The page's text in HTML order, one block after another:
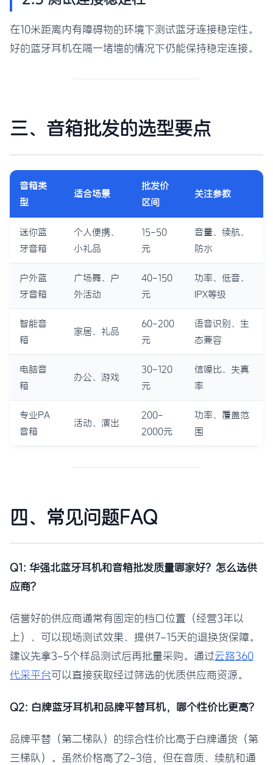
在10米距离内有障碍物的环境下测试蓝牙连接稳定性。
好的蓝牙耳机在隔一堵墙的情况下仍能保持稳定连接。
三、音箱批发的选型要点
音箱类
型
适合场景
批发价
区间
关注参数
迷你蓝
牙音箱
个人便携、
小礼品
15-50
元
音量、续航、
防水
户外蓝
牙音箱
广场舞、户
外活动
40-150
元
功率、低音、
IPX等级
智能音
箱
家居、礼品
60-200
元
语音识别、生
态兼容
电脑音
箱
办公、游戏
30-120
元
信噪比、失真
率
专业PA
音箱
活动、演出
200-
2000元
功率、覆盖范
围
四、常见问题FAQ
Q1: 华强北蓝牙耳机和音箱批发质量哪家好？怎么选供
应商？
信誉好的供应商通常有固定的档口位置（经营3年以
上）、可以现场测试效果、提供7-15天的退换货保障。
建议先拿3-5个样品测试后再批量采购。通过云路360
代采平台可以直接获取经过筛选的优质供应商资源。
Q2: 白牌蓝牙耳机和品牌平替耳机，哪个性价比更高？
品牌平替（第二梯队）的综合性价比高于白牌通货（第
三梯队）。虽然价格高了2-3倍，但在音质、续航和通